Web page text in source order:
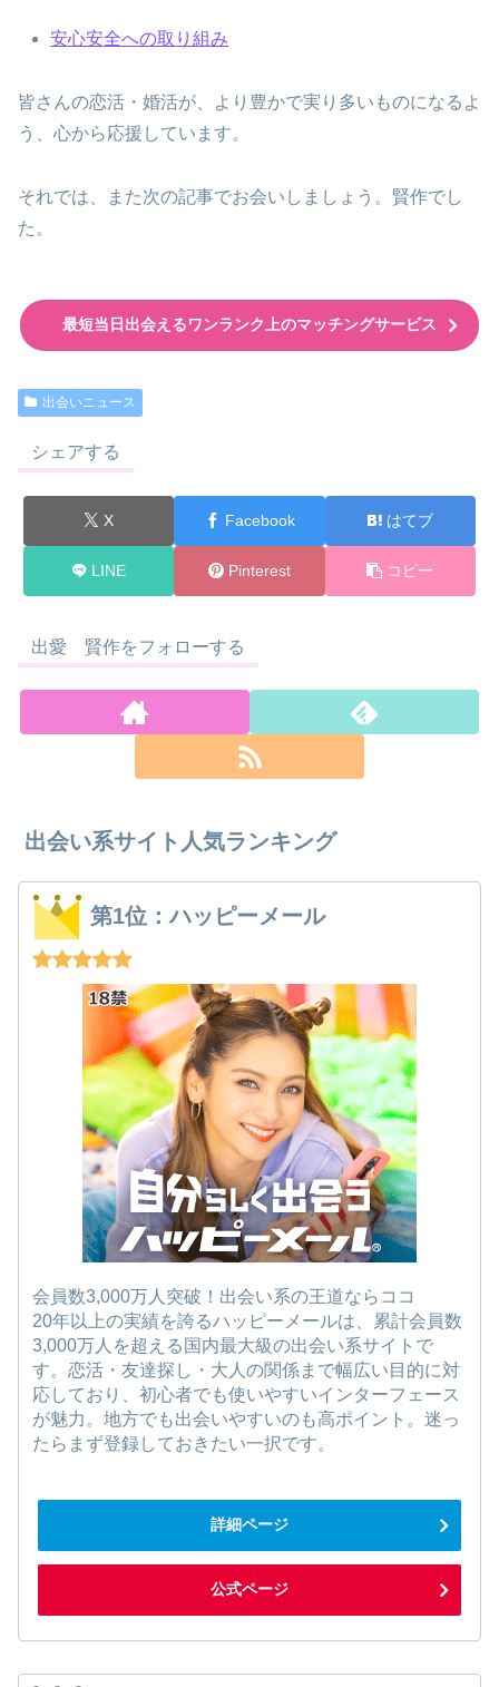
安心安全への取り組み
皆さんの恋活・婚活が、より豊かで実り多いものになるよ
う、心から応援しています。
それでは、また次の記事でお会いしましょう。賢作でし
た。
最短当日出会えるワンランク上のマッチングサービス
出会いニュース
シェアする
X Facebook はてブ
LINE Pinterest コピー
出愛 賢作をフォローする
出会い系サイト人気ランキング
第1位：ハッピーメール
会員数3,000万人突破！出会い系の王道ならココ
20年以上の実績を誇るハッピーメールは、累計会員数
3,000万人を超える国内最大級の出会い系サイトで
す。恋活・友達探し・大人の関係まで幅広い目的に対
応しており、初心者でも使いやすいインターフェース
が魅力。地方でも出会いやすいのも高ポイント。迷っ
たらまず登録しておきたい一択です。
詳細ページ
公式ページ